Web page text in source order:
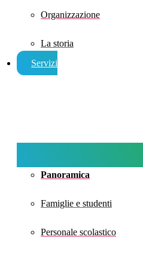
Organizzazione
La storia
Servizi
Panoramica
Famiglie e studenti
Personale scolastico